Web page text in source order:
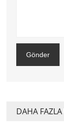
Gönder
DAHA